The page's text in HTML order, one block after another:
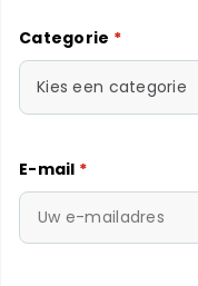
Categorie *
Kies een categorie
E-mail *